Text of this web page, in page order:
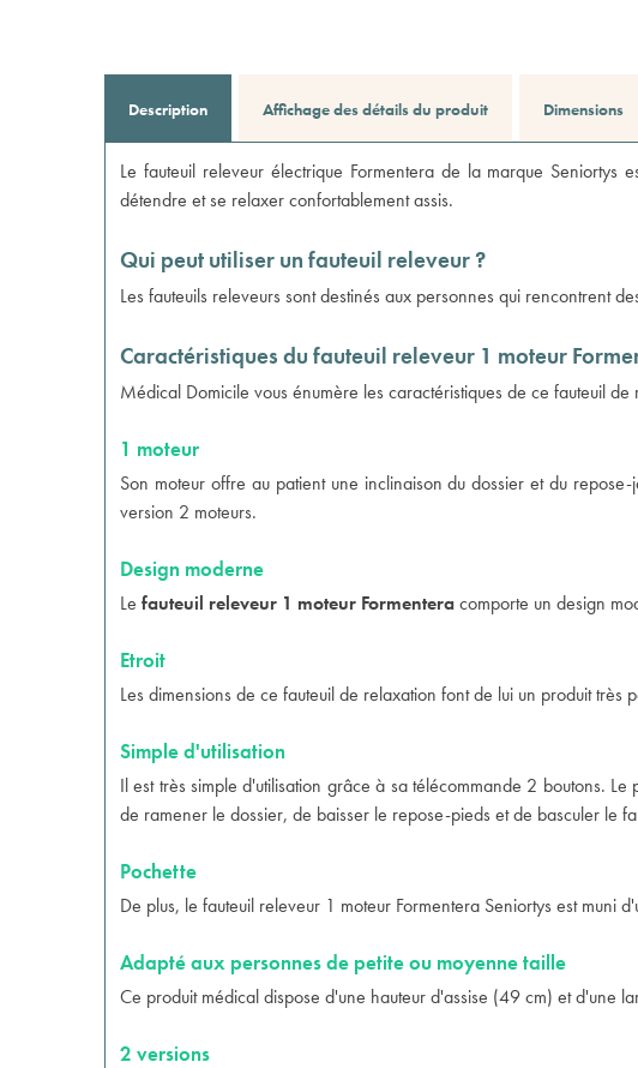
Description Affichage des détails du produit Dimensions
Le fauteuil releveur électrique Formentera de la marque Seniortys
détendre et se relaxer confortablement assis.
Qui peut utiliser un fauteuil releveur ?
Les fauteuils releveurs sont destinés aux personnes qui rencontrent
Caractéristiques du fauteuil releveur 1 moteur
Médical Domicile vous énumère les caractéristiques de ce fauteuil
1 moteur
Son moteur offre au patient une inclinaison du dossier et du
version 2 moteurs.
Design moderne
Le fauteuil releveur 1 moteur Formenteracomporte un design
Etroit
Les dimensions de ce fauteuil de relaxation font de lui un produit très
Simple d'utilisation
Il est très simple d'utilisation grâce à sa télécommande 2 boutons.
de ramener le dossier, de baisser le repose-pieds et de basculer le
Pochette
De plus, le fauteuil releveur 1 moteur Formentera Seniortys est
Adapté aux personnes de petite ou moyenne taille
Ce produit médical dispose d'une hauteur d'assise (49 cm) et d'une
2 versions